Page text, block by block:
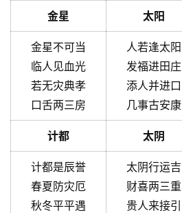
金星 太阳
金星不可当
临人见血光
若无灾典孝
口舌两三房
人若逢太阳
发福进田庄
添人并进口
几事古安康
计都 太阴
计都是辰誉
春夏防灾厄
秋冬平平遇
太阴行运吉
财喜两三重
贵人来接引